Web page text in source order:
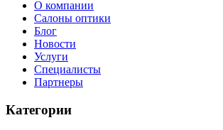
О компании
Салоны оптики
Блог
Новости
Услуги
Специалисты
Партнеры
Категории